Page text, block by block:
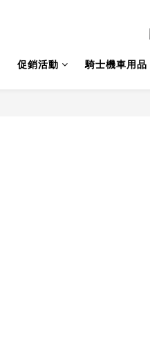
促銷活動 騎士機車用品